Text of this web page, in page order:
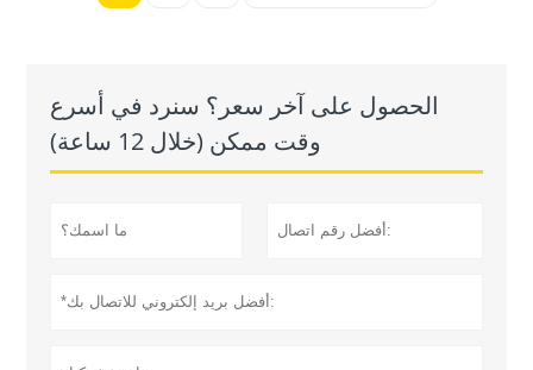
الحصول على آخر سعر؟ سنرد في أسرع
وقت ممكن (خلال 12 ساعة)